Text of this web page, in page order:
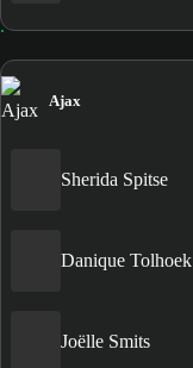
Ajax
Sherida Spitse
Danique Tolhoek
Joëlle Smits